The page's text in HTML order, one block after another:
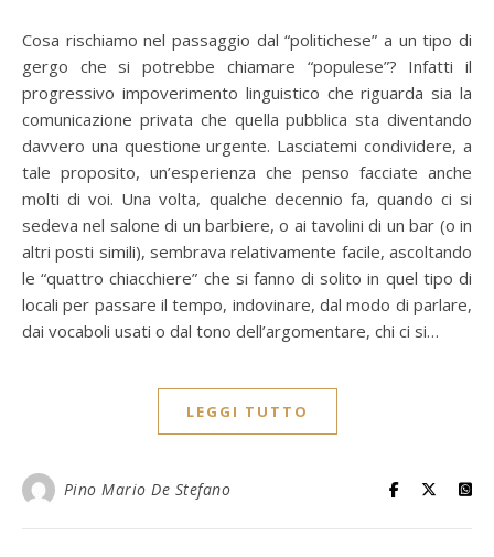
Cosa rischiamo nel passaggio dal “politichese” a un tipo di
gergo che si potrebbe chiamare “populese”? Infatti il
progressivo impoverimento linguistico che riguarda sia la
comunicazione privata che quella pubblica sta diventando
davvero una questione urgente. Lasciatemi condividere, a
tale proposito, un’esperienza che penso facciate anche
molti di voi. Una volta, qualche decennio fa, quando ci si
sedeva nel salone di un barbiere, o ai tavolini di un bar (o in
altri posti simili), sembrava relativamente facile, ascoltando
le “quattro chiacchiere” che si fanno di solito in quel tipo di
locali per passare il tempo, indovinare, dal modo di parlare,
dai vocaboli usati o dal tono dell’argomentare, chi ci si…
LEGGI TUTTO
Pino Mario De Stefano